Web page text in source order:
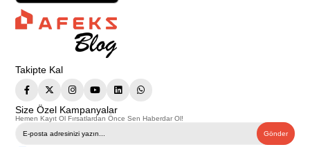
Takipte Kal
Size Özel Kampanyalar
Hemen Kayıt Ol Fırsatlardan Önce Sen Haberdar Ol!
Gönder